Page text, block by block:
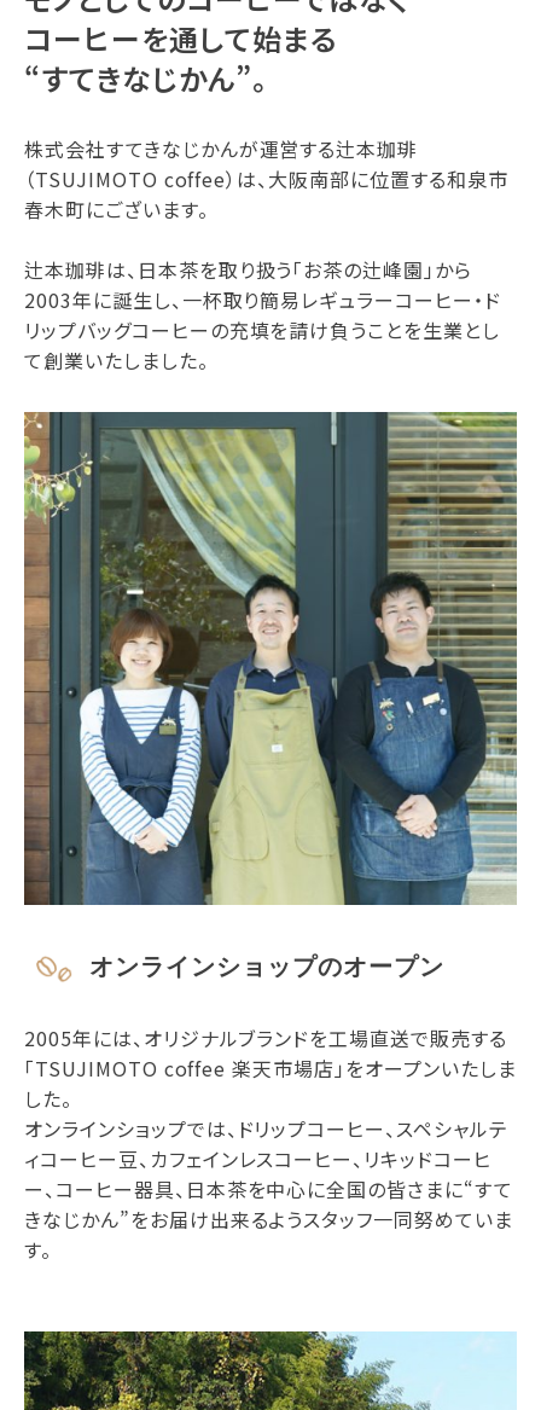
コーヒーを通して始まる
“すてきなじかん”。
株式会社すてきなじかんが運営する辻本珈琲
（TSUJIMOTO coffee）は、大阪南部に位置する和泉市
春木町にございます。
辻本珈琲は、日本茶を取り扱う「お茶の辻峰園」から
2003年に誕生し、一杯取り簡易レギュラーコーヒー・ド
リップバッグコーヒーの充填を請け負うことを生業とし
て創業いたしました。
オンラインショップのオープン
2005年には、オリジナルブランドを工場直送で販売する
「TSUJIMOTO coffee 楽天市場店」をオープンいたしま
した。
オンラインショップでは、ドリップコーヒー、スペシャルテ
ィコーヒー豆、カフェインレスコーヒー、リキッドコーヒ
ー、コーヒー器具、日本茶を中心に全国の皆さまに“すて
きなじかん”をお届け出来るようスタッフ一同努めていま
す。